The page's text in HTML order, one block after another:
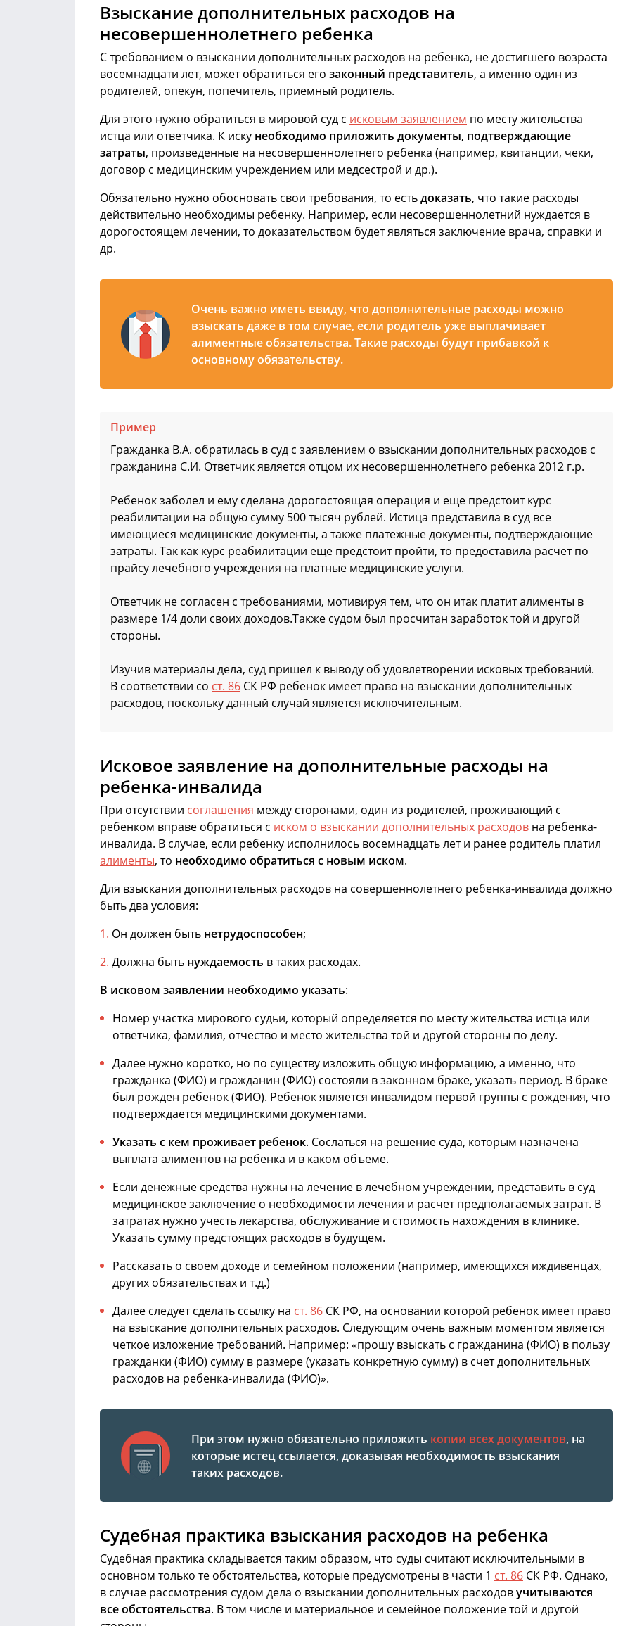
Взыскание дополнительных расходов на
несовершеннолетнего ребенка
С требованием о взыскании дополнительных расходов на ребенка, не достигшего возраста
восемнадцати лет, может обратиться его законный представитель, а именно один из
родителей, опекун, попечитель, приемный родитель.
Для этого нужно обратиться в мировой суд с исковым заявлением по месту жительства
истца или ответчика. К иску необходимо приложить документы, подтверждающие
затраты, произведенные на несовершеннолетнего ребенка (например, квитанции, чеки,
договор с медицинским учреждением или медсестрой и др.).
Обязательно нужно обосновать свои требования, то естьдоказать, что такие расходы
действительно необходимы ребенку. Например, если несовершеннолетний нуждается в
дорогостоящем лечении, то доказательством будет являться заключение врача, справки и
др.
Очень важно иметь ввиду, что дополнительные расходы можно
взыскать даже в том случае, если родитель уже выплачивает
алиментные обязательства. Такие расходы будут прибавкой к
основному обязательству.
Пример
Гражданка В.А. обратилась в суд с заявлением о взыскании дополнительных расходов с
гражданина С.И. Ответчик является отцом их несовершеннолетнего ребенка 2012 г.р.
Ребенок заболел и ему сделана дорогостоящая операция и еще предстоит курс
реабилитации на общую сумму 500 тысяч рублей. Истица представила в суд все
имеющиеся медицинские документы, а также платежные документы, подтверждающие
затраты. Так как курс реабилитации еще предстоит пройти, то предоставила расчет по
прайсу лечебного учреждения на платные медицинские услуги.
Ответчик не согласен с требованиями, мотивируя тем, что он итак платит алименты в
размере 1/4 доли своих доходов.Также судом был просчитан заработок той и другой
стороны.
Изучив материалы дела, суд пришел к выводу об удовлетворении исковых требований.
В соответствии со ст. 86 СК РФ ребенок имеет право на взыскании дополнительных
расходов, поскольку данный случай является исключительным.
Исковое заявление на дополнительные расходы на
ребенка-инвалида
При отсутствии соглашения между сторонами, один из родителей, проживающий с
ребенком вправе обратиться с иском о взыскании дополнительных расходов на ребенка-
инвалида. В случае, если ребенку исполнилось восемнадцать лет и ранее родитель платил
алименты, то необходимо обратиться с новым иском.
Для взыскания дополнительных расходов на совершеннолетнего ребенка-инвалида должно
быть два условия:
Он должен быть нетрудоспособен;
Должна быть нуждаемость в таких расходах.
В исковом заявлении необходимо указать:
Номер участка мирового судьи, который определяется по месту жительства истца или
ответчика, фамилия, отчество и место жительства той и другой стороны по делу.
Далее нужно коротко, но по существу изложить общую информацию, а именно, что
гражданка (ФИО) и гражданин (ФИО) состояли в законном браке, указать период. В браке
был рожден ребенок (ФИО). Ребенок является инвалидом первой группы с рождения, что
подтверждается медицинскими документами.
Указать с кем проживает ребенок. Сослаться на решение суда, которым назначена
выплата алиментов на ребенка и в каком объеме.
Если денежные средства нужны на лечение в лечебном учреждении, представить в суд
медицинское заключение о необходимости лечения и расчет предполагаемых затрат. В
затратах нужно учесть лекарства, обслуживание и стоимость нахождения в клинике.
Указать сумму предстоящих расходов в будущем.
Рассказать о своем доходе и семейном положении (например, имеющихся иждивенцах,
других обязательствах и т.д.)
Далее следует сделать ссылку на ст. 86 СК РФ, на основании которой ребенок имеет право
на взыскание дополнительных расходов. Следующим очень важным моментом является
четкое изложение требований. Например: «прошу взыскать с гражданина (ФИО) в пользу
гражданки (ФИО) сумму в размере (указать конкретную сумму) в счет дополнительных
расходов на ребенка-инвалида (ФИО)».
При этом нужно обязательно приложить копии всех документов, на
которые истец ссылается, доказывая необходимость взыскания
таких расходов.
Судебная практика взыскания расходов на ребенка
Судебная практика складывается таким образом, что суды считают исключительными в
основном только те обстоятельства, которые предусмотрены в части 1 ст. 86 СК РФ. Однако,
в случае рассмотрения судом дела о взыскании дополнительных расходовучитываются
все обстоятельства. В том числе и материальное и семейное положение той и другой